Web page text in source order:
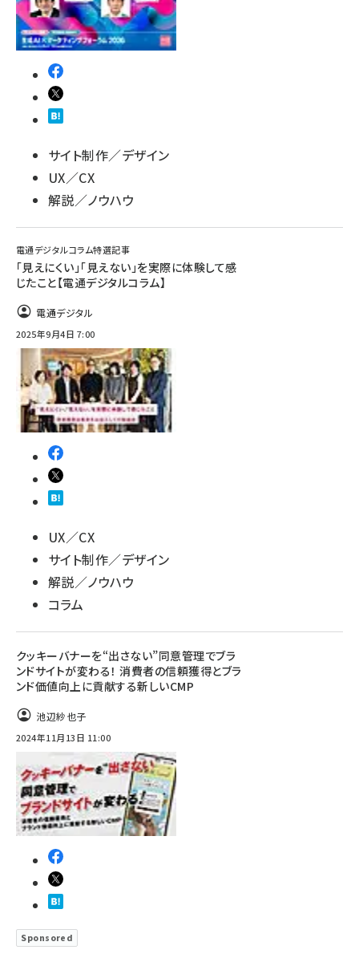
サイト制作／デザイン
UX／CX
解説／ノウハウ
電通デジタルコラム特選記事
「見えにくい」「見えない」を実際に体験して感
じたこと【電通デジタルコラム】
電通デジタル
2025年9月4日 7:00
UX／CX
サイト制作／デザイン
解説／ノウハウ
コラム
クッキーバナーを“出さない”同意管理でブラ
ンドサイトが変わる！ 消費者の信頼獲得とブラ
ンド価値向上に貢献する新しいCMP
池辺紗也子
2024年11月13日 11:00
Sponsored